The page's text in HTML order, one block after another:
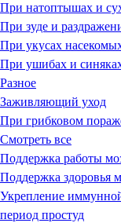
При натоптышах и
При зуде и
При укусах
При ушибах и
Разное
Заживляющий уход
При грибковом
Смотреть все
Поддержка работы
Поддержка здоровья
Укрепление
период простуд